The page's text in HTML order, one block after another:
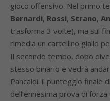
gioco offensivo. Nel primo
Bernardi, Rossi, Strano,
trasforma 3 volte), ma sul
rimedia un cartellino giallo
Il secondo tempo, dopo
stesso binario e vedrà
Pancaldi. il punteggio finale
dell’ennesima prova di